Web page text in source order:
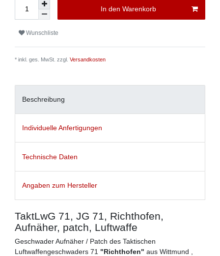
In den Warenkorb
Wunschliste
* inkl. ges. MwSt. zzgl. Versandkosten
Beschreibung
Individuelle Anfertigungen
Technische Daten
Angaben zum Hersteller
TaktLwG 71, JG 71, Richthofen,
Aufnäher, patch, Luftwaffe
Geschwader Aufnäher / Patch des Taktischen
Luftwaffengeschwaders 71 "Richthofen" aus Wittmund ,